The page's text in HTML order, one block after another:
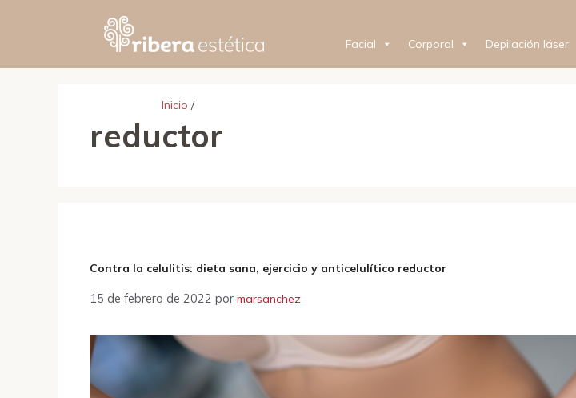
Facial Corporal Depilación láser
Inicio /
reductor
Contra la celulitis: dieta sana, ejercicio y anticelulítico reductor
15 de febrero de 2022 por marsanchez